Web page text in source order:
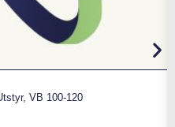
, VB 100-120